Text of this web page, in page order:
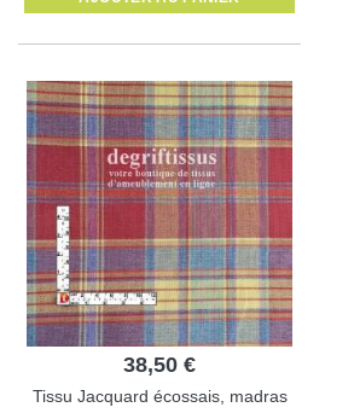
38,50 €
Tissu Jacquard écossais, madras